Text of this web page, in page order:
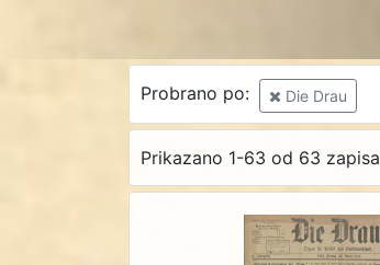
Probrano po: Die Drau
Prikazano 1-63 od 63 zapisa